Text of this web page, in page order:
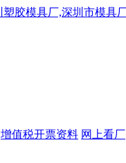
增值税开票资料 网上看厂